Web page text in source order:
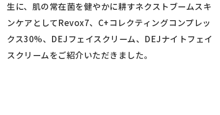
生に、肌の常在菌を健やかに耕すネクストブームスキ
ンケアとしてRevox7、C+コレクティングコンプレッ
クス30%、DEJフェイスクリーム、DEJナイトフェイ
スクリームをご紹介いただきました。